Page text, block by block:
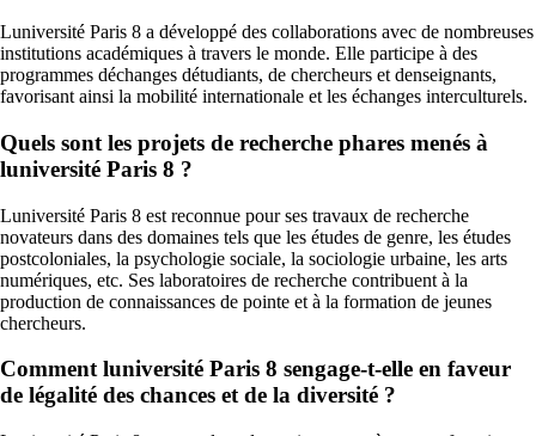
Luniversité Paris 8 a développé des collaborations avec de nombreuses
institutions académiques à travers le monde. Elle participe à des
programmes déchanges détudiants, de chercheurs et denseignants,
favorisant ainsi la mobilité internationale et les échanges interculturels.
Quels sont les projets de recherche phares menés à
luniversité Paris 8 ?
Luniversité Paris 8 est reconnue pour ses travaux de recherche
novateurs dans des domaines tels que les études de genre, les études
postcoloniales, la psychologie sociale, la sociologie urbaine, les arts
numériques, etc. Ses laboratoires de recherche contribuent à la
production de connaissances de pointe et à la formation de jeunes
chercheurs.
Comment luniversité Paris 8 sengage-t-elle en faveur
de légalité des chances et de la diversité ?